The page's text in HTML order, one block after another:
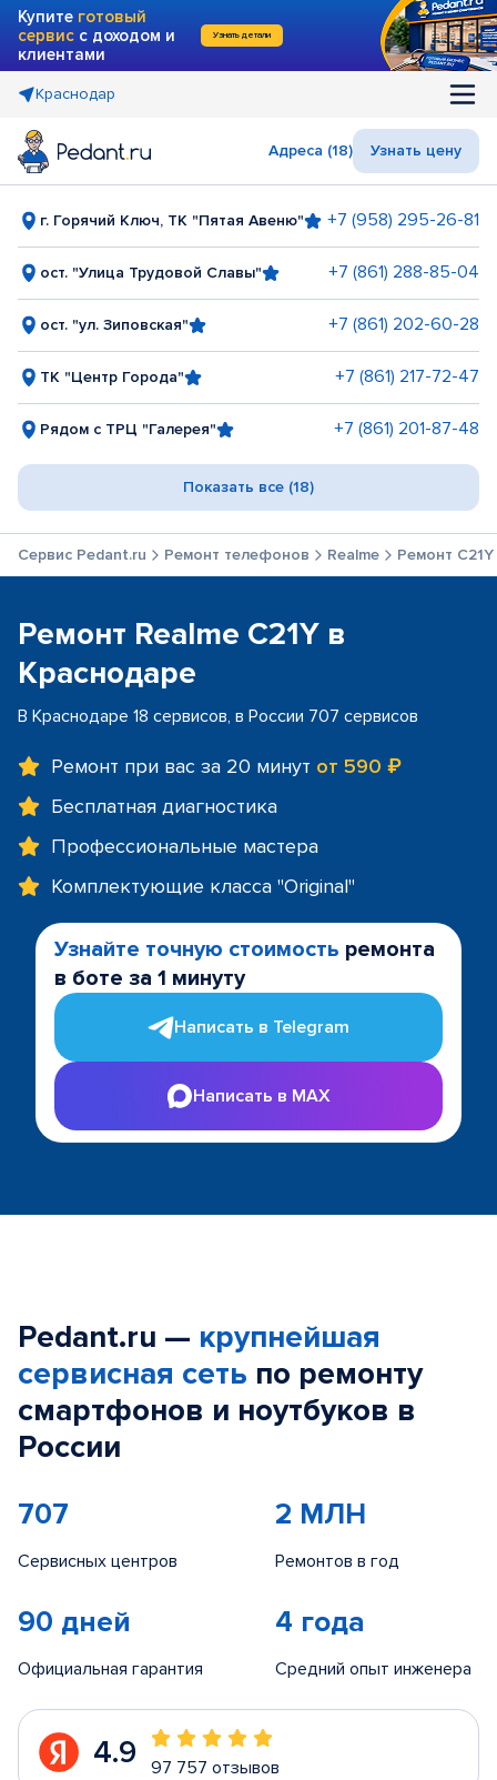
Купите готовый
сервис с доходом и
клиентами
Узнать детали
Краснодар
Адреса (18) Узнать цену
г. Горячий Ключ, ТК "Пятая Авеню" +7 (958) 295-26-81
ост. "Улица Трудовой Славы" +7 (861) 288-85-04
ост. "ул. Зиповская" +7 (861) 202-60-28
ТК "Центр Города" +7 (861) 217-72-47
Рядом с ТРЦ "Галерея" +7 (861) 201-87-48
Показать все (18)
Сервис Pedant.ru Ремонт телефонов Realme Ремонт C21Y
Ремонт Realme C21Y в
Краснодаре
В Краснодаре 18 сервисов, в России 707 сервисов
Ремонт при вас за 20 минут от 590 ₽
Бесплатная диагностика
Профессиональные мастера
Комплектующие класса "Original"
Узнайте точную стоимость ремонта
в боте за 1 минуту
Написать в Telegram
Написать в MAX
Pedant.ru — крупнейшая
сервисная сеть по ремонту
смартфонов и ноутбуков в
России
707
Сервисных центров
2 МЛН
Ремонтов в год
90 дней
Официальная гарантия
4 года
Средний опыт инженера
4.9 97 757 отзывов